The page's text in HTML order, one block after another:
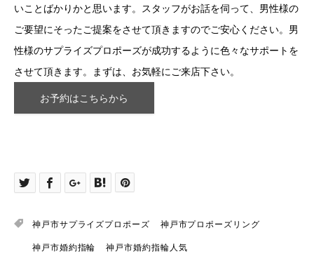
いことばかりかと思います。スタッフがお話を伺って、男性様の
ご要望にそったご提案をさせて頂きますのでご安心ください。男
性様のサプライズプロポーズが成功するように色々なサポートを
させて頂きます。まずは、お気軽にご来店下さい。
お予約はこちらから
神戸市サプライズプロポーズ 神戸市プロポーズリング
神戸市婚約指輪 神戸市婚約指輪人気